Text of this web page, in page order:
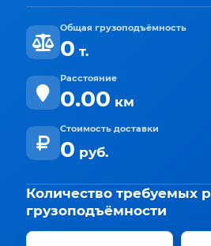
Общая грузоподъёмность
0 т.
Расстояние
0.00 км
Стоимость доставки
0 руб.
Количество требуемых
грузоподъёмности